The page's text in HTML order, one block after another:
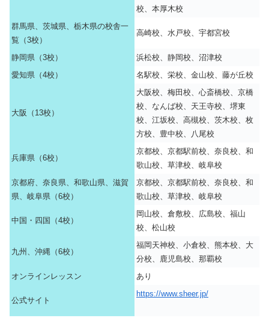
校、本厚木校
群馬県、茨城県、栃木県の校舎一
覧（3校）
高崎校、水戸校、宇都宮校
静岡県（3校）
浜松校、静岡校、沼津校
愛知県（4校）
名駅校、栄校、金山校、藤が丘校
大阪（13校）
大阪校、梅田校、心斎橋校、京橋
校、なんば校、天王寺校、堺東
校、江坂校、高槻校、茨木校、枚
方校、豊中校、八尾校
兵庫県（6校）
京都校、京都駅前校、奈良校、和
歌山校、草津校、岐阜校
京都府、奈良県、和歌山県、滋賀
県、岐阜県（6校）
京都校、京都駅前校、奈良校、和
歌山校、草津校、岐阜校
中国・四国（4校）
岡山校、倉敷校、広島校、福山
校、松山校
九州、沖縄（6校）
福岡天神校、小倉校、熊本校、大
分校、鹿児島校、那覇校
オンラインレッスン
あり
公式サイト
https://www.sheer.jp/